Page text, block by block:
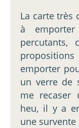
La carte très
à
percutants,
emporter
un verre de
me recaser
heu, il y a
une survente